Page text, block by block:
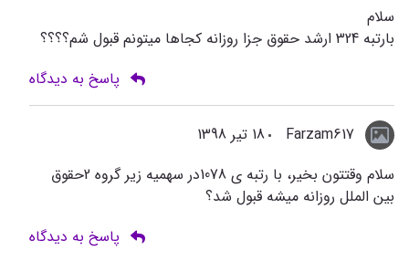
سلام
بارتبه 324 ارشد حقوق جزا روزانه کجاها میتونم قبول شم؟؟؟؟
پاسخ به دیدگاه
Farzam617
18 تیر 1398
سلام وقتتون بخیر، با رتبه ی 1078در سهمیه زیر گروه 2حقوق
بین الملل روزانه میشه قبول شد؟
پاسخ به دیدگاه